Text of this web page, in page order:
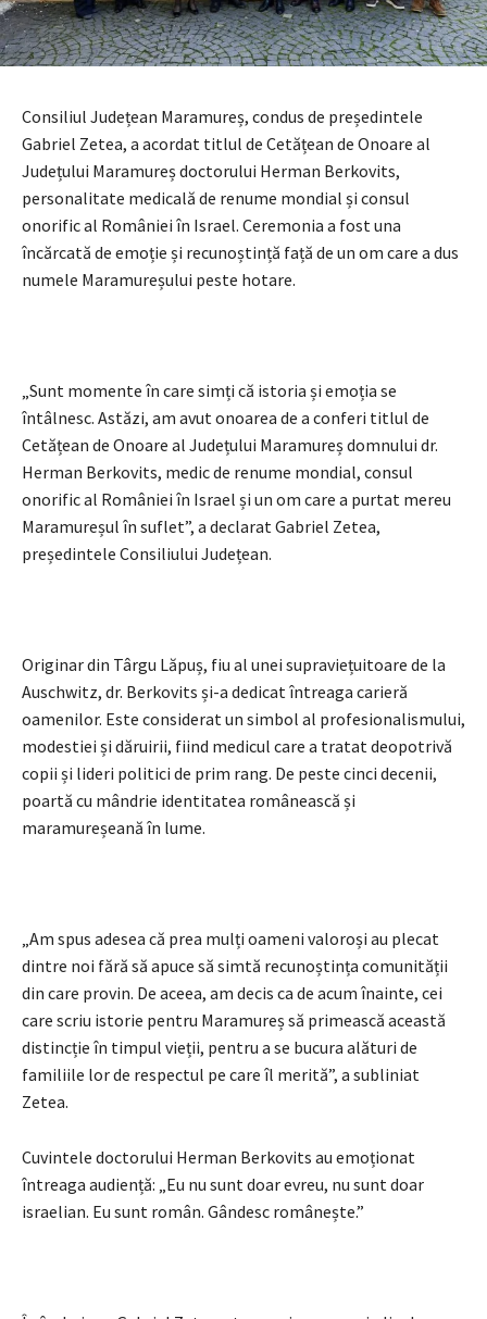
Consiliul Județean Maramureș, condus de președintele
Gabriel Zetea, a acordat titlul de Cetățean de Onoare al
Județului Maramureș doctorului Herman Berkovits,
personalitate medicală de renume mondial și consul
onorific al României în Israel. Ceremonia a fost una
încărcată de emoție și recunoștință față de un om care a dus
numele Maramureșului peste hotare.
„Sunt momente în care simți că istoria și emoția se
întâlnesc. Astăzi, am avut onoarea de a conferi titlul de
Cetățean de Onoare al Județului Maramureș domnului dr.
Herman Berkovits, medic de renume mondial, consul
onorific al României în Israel și un om care a purtat mereu
Maramureșul în suflet”, a declarat Gabriel Zetea,
președintele Consiliului Județean.
Originar din Târgu Lăpuș, fiu al unei supraviețuitoare de la
Auschwitz, dr. Berkovits și-a dedicat întreaga carieră
oamenilor. Este considerat un simbol al profesionalismului,
modestiei și dăruirii, fiind medicul care a tratat deopotrivă
copii și lideri politici de prim rang. De peste cinci decenii,
poartă cu mândrie identitatea românească și
maramureșeană în lume.
„Am spus adesea că prea mulți oameni valoroși au plecat
dintre noi fără să apuce să simtă recunoștința comunității
din care provin. De aceea, am decis ca de acum înainte, cei
care scriu istorie pentru Maramureș să primească această
distincție în timpul vieții, pentru a se bucura alături de
familiile lor de respectul pe care îl merită”, a subliniat
Zetea.
Cuvintele doctorului Herman Berkovits au emoționat
întreaga audiență: „Eu nu sunt doar evreu, nu sunt doar
israelian. Eu sunt român. Gândesc românește.”